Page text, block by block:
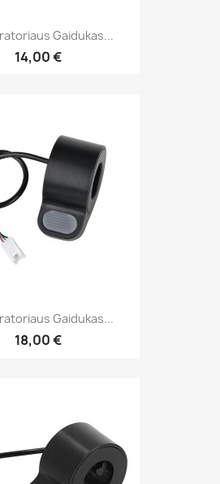
Gaidukas...
14,00 €
Gaidukas...
18,00 €